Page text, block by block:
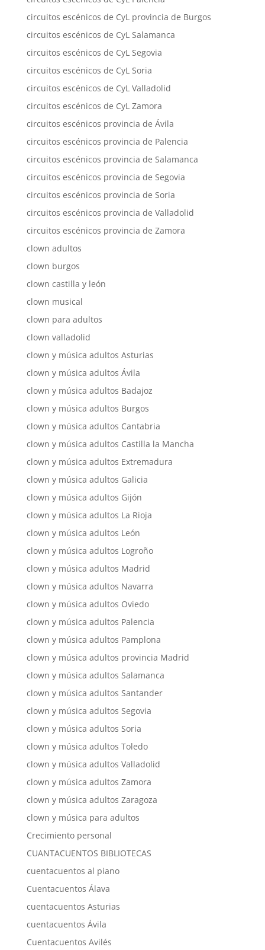
circuitos escénicos de CyL provincia de Burgos
circuitos escénicos de CyL Salamanca
circuitos escénicos de CyL Segovia
circuitos escénicos de CyL Soria
circuitos escénicos de CyL Valladolid
circuitos escénicos de CyL Zamora
circuitos escénicos provincia de Ávila
circuitos escénicos provincia de Palencia
circuitos escénicos provincia de Salamanca
circuitos escénicos provincia de Segovia
circuitos escénicos provincia de Soria
circuitos escénicos provincia de Valladolid
circuitos escénicos provincia de Zamora
clown adultos
clown burgos
clown castilla y león
clown musical
clown para adultos
clown valladolid
clown y música adultos Asturias
clown y música adultos Ávila
clown y música adultos Badajoz
clown y música adultos Burgos
clown y música adultos Cantabria
clown y música adultos Castilla la Mancha
clown y música adultos Extremadura
clown y música adultos Galicia
clown y música adultos Gijón
clown y música adultos La Rioja
clown y música adultos León
clown y música adultos Logroño
clown y música adultos Madrid
clown y música adultos Navarra
clown y música adultos Oviedo
clown y música adultos Palencia
clown y música adultos Pamplona
clown y música adultos provincia Madrid
clown y música adultos Salamanca
clown y música adultos Santander
clown y música adultos Segovia
clown y música adultos Soria
clown y música adultos Toledo
clown y música adultos Valladolid
clown y música adultos Zamora
clown y música adultos Zaragoza
clown y música para adultos
Crecimiento personal
CUANTACUENTOS BIBLIOTECAS
cuentacuentos al piano
Cuentacuentos Álava
cuentacuentos Asturias
cuentacuentos Ávila
Cuentacuentos Avilés